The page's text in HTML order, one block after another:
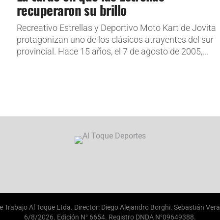
recuperaron su brillo
Recreativo Estrellas y Deportivo Moto Kart de Jovita
protagonizan uno de los clásicos atrayentes del sur
provincial. Hace 15 años, el 7 de agosto de 2005,...
Trabajo Al Toque Ltda. Director: Diego Alejandro Borghi. Sebastián
6/8/2026. Edición N° 6654. Registro DNDA N°09649388.